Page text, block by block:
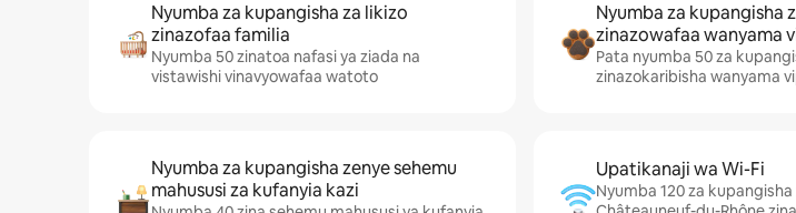
Nyumba za kupangisha za likizo
zinazofaa familia
Nyumba 50 zinatoa nafasi ya ziada na
vistawishi vinavyowafaa watoto
Nyumba za kupangisha
zinazowafaa wanyama
Pata nyumba 50 za
zinazokaribisha wanyama
Nyumba za kupangisha zenye sehemu
mahususi za kufanyia kazi
Upatikanaji wa Wi-Fi
Nyumba 120 za kupangisha